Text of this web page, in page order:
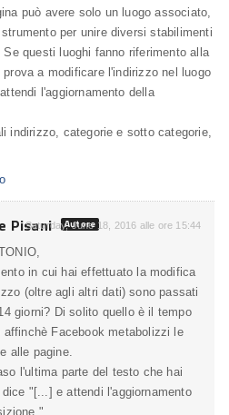
può avere solo un luogo associato,
per unire diversi stabilimenti
questi luoghi fanno riferimento alla
a modificare l'indirizzo nel luogo
l'aggiornamento della
indirizzo, categorie e sotto categorie,
Pisani Autore
Saturday, June 18, 2016 alle ore 15:44
in cui hai effettuato la modifica
(oltre agli altri dati) sono passati
giorni? Di solito quello è il tempo
affinchè Facebook metabolizzi le
alle pagine.
l'ultima parte del testo che hai
dice "[...] e attendi l'aggiornamento